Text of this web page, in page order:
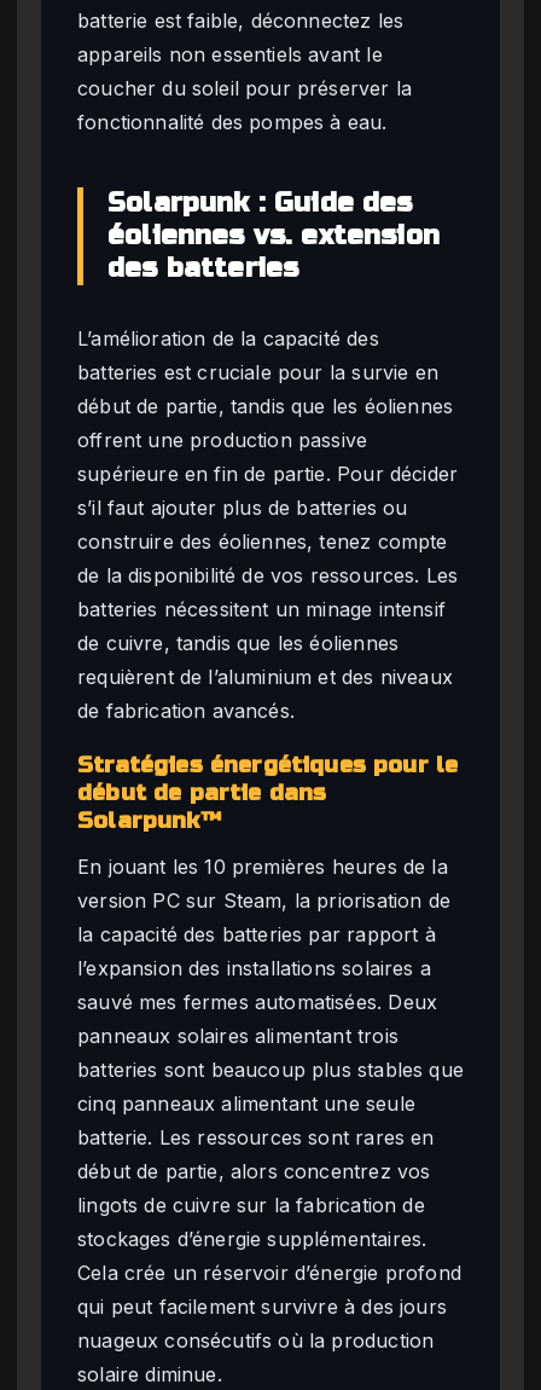
batterie est faible, déconnectez les
appareils non essentiels avant le
coucher du soleil pour préserver la
fonctionnalité des pompes à eau.
Solarpunk : Guide des
éoliennes vs. extension
des batteries
L’amélioration de la capacité des
batteries est cruciale pour la survie en
début de partie, tandis que les éoliennes
offrent une production passive
supérieure en fin de partie. Pour décider
s’il faut ajouter plus de batteries ou
construire des éoliennes, tenez compte
de la disponibilité de vos ressources. Les
batteries nécessitent un minage intensif
de cuivre, tandis que les éoliennes
requièrent de l’aluminium et des niveaux
de fabrication avancés.
Stratégies énergétiques pour le
début de partie dans
Solarpunk™
En jouant les 10 premières heures de la
version PC sur Steam, la priorisation de
la capacité des batteries par rapport à
l’expansion des installations solaires a
sauvé mes fermes automatisées. Deux
panneaux solaires alimentant trois
batteries sont beaucoup plus stables que
cinq panneaux alimentant une seule
batterie. Les ressources sont rares en
début de partie, alors concentrez vos
lingots de cuivre sur la fabrication de
stockages d’énergie supplémentaires.
Cela crée un réservoir d’énergie profond
qui peut facilement survivre à des jours
nuageux consécutifs où la production
solaire diminue.